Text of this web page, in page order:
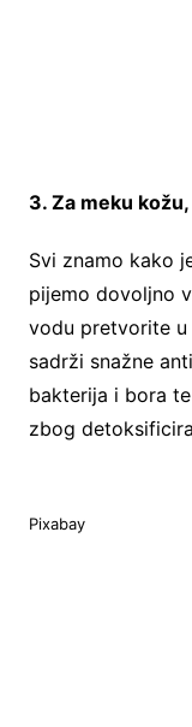
3. Za meku
Svi znamo kako
pijemo dovoljno
vodu pretvorite u
sadrži snažne
bakterija i bora
zbog
Pixabay